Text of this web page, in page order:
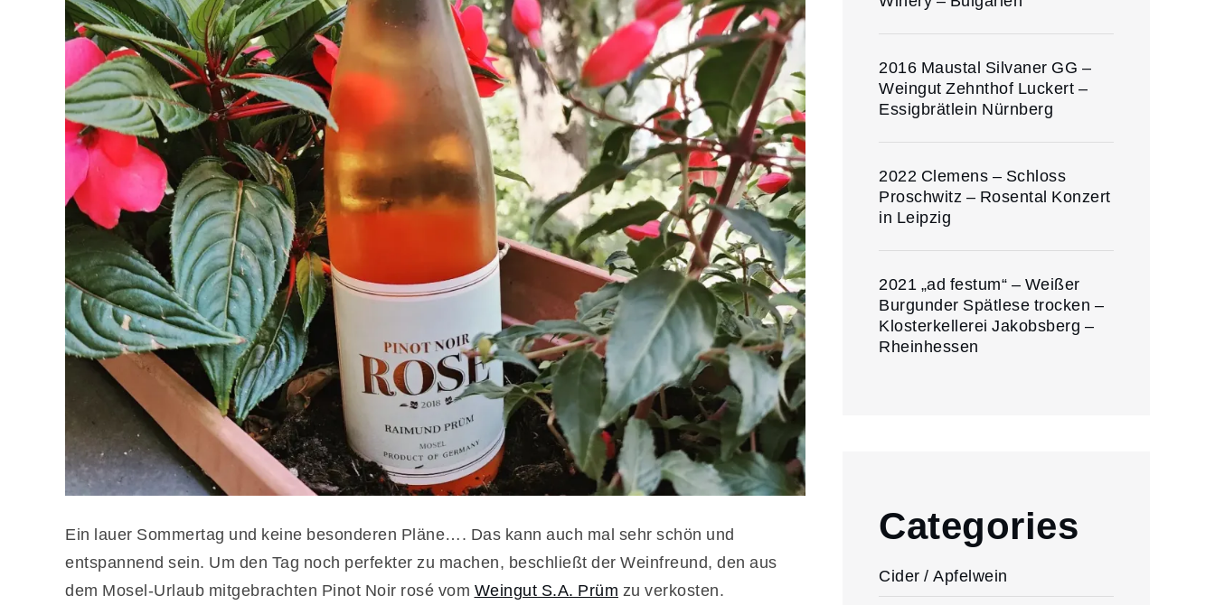
Ein lauer Sommertag und keine besonderen Pläne…. Das kann auch mal sehr schön und
entspannend sein. Um den Tag noch perfekter zu machen, beschließt der Weinfreund, den aus
dem Mosel-Urlaub mitgebrachten Pinot Noir rosé vom Weingut S.A. Prüm zu verkosten.
2016 Maustal Silvaner GG –
Weingut Zehnthof Luckert –
Essigbrätlein Nürnberg
2022 Clemens – Schloss
Proschwitz – Rosental Konzert
in Leipzig
2021 „ad festum“ – Weißer
Burgunder Spätlese trocken –
Klosterkellerei Jakobsberg –
Rheinhessen
Categories
Cider / Apfelwein